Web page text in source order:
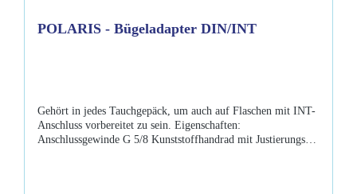
POLARIS - Bügeladapter DIN/INT
Gehört in jedes Tauchgepäck, um auch auf Flaschen mit INT-
Anschluss vorbereitet zu sein. Eigenschaften:
Anschlussgewinde G 5/8 Kunststoffhandrad mit Justierungs-